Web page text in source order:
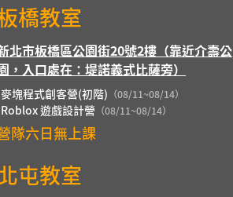
橋教室
北市板橋區公園街20號2樓（靠近介壽公
，入口處在：堤諾義式比薩旁）
麥塊程式創客營(初階) （08/11~08/14）
Roblox 遊戲設計營 （08/11~08/14）
隊六日無上課
屯教室